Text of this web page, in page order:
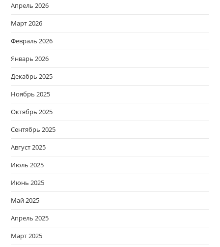
Апрель 2026
Март 2026
Февраль 2026
Январь 2026
Декабрь 2025
Ноябрь 2025
Октябрь 2025
Сентябрь 2025
Август 2025
Июль 2025
Июнь 2025
Май 2025
Апрель 2025
Март 2025